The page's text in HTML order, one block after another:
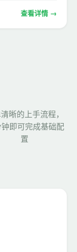
查看详情 →
晰的上手流程，
即可完成基础配
置